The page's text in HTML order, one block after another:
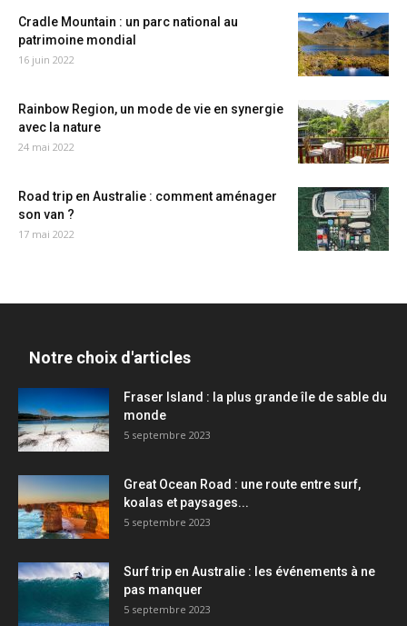
Cradle Mountain : un parc national au
patrimoine mondial
16 juin 2022
Rainbow Region, un mode de vie en synergie
avec la nature
24 mai 2022
Road trip en Australie : comment aménager
son van ?
17 mai 2022
Notre choix d'articles
Fraser Island : la plus grande île de sable du
monde
5 septembre 2023
Great Ocean Road : une route entre surf,
koalas et paysages...
5 septembre 2023
Surf trip en Australie : les événements à ne
pas manquer
5 septembre 2023